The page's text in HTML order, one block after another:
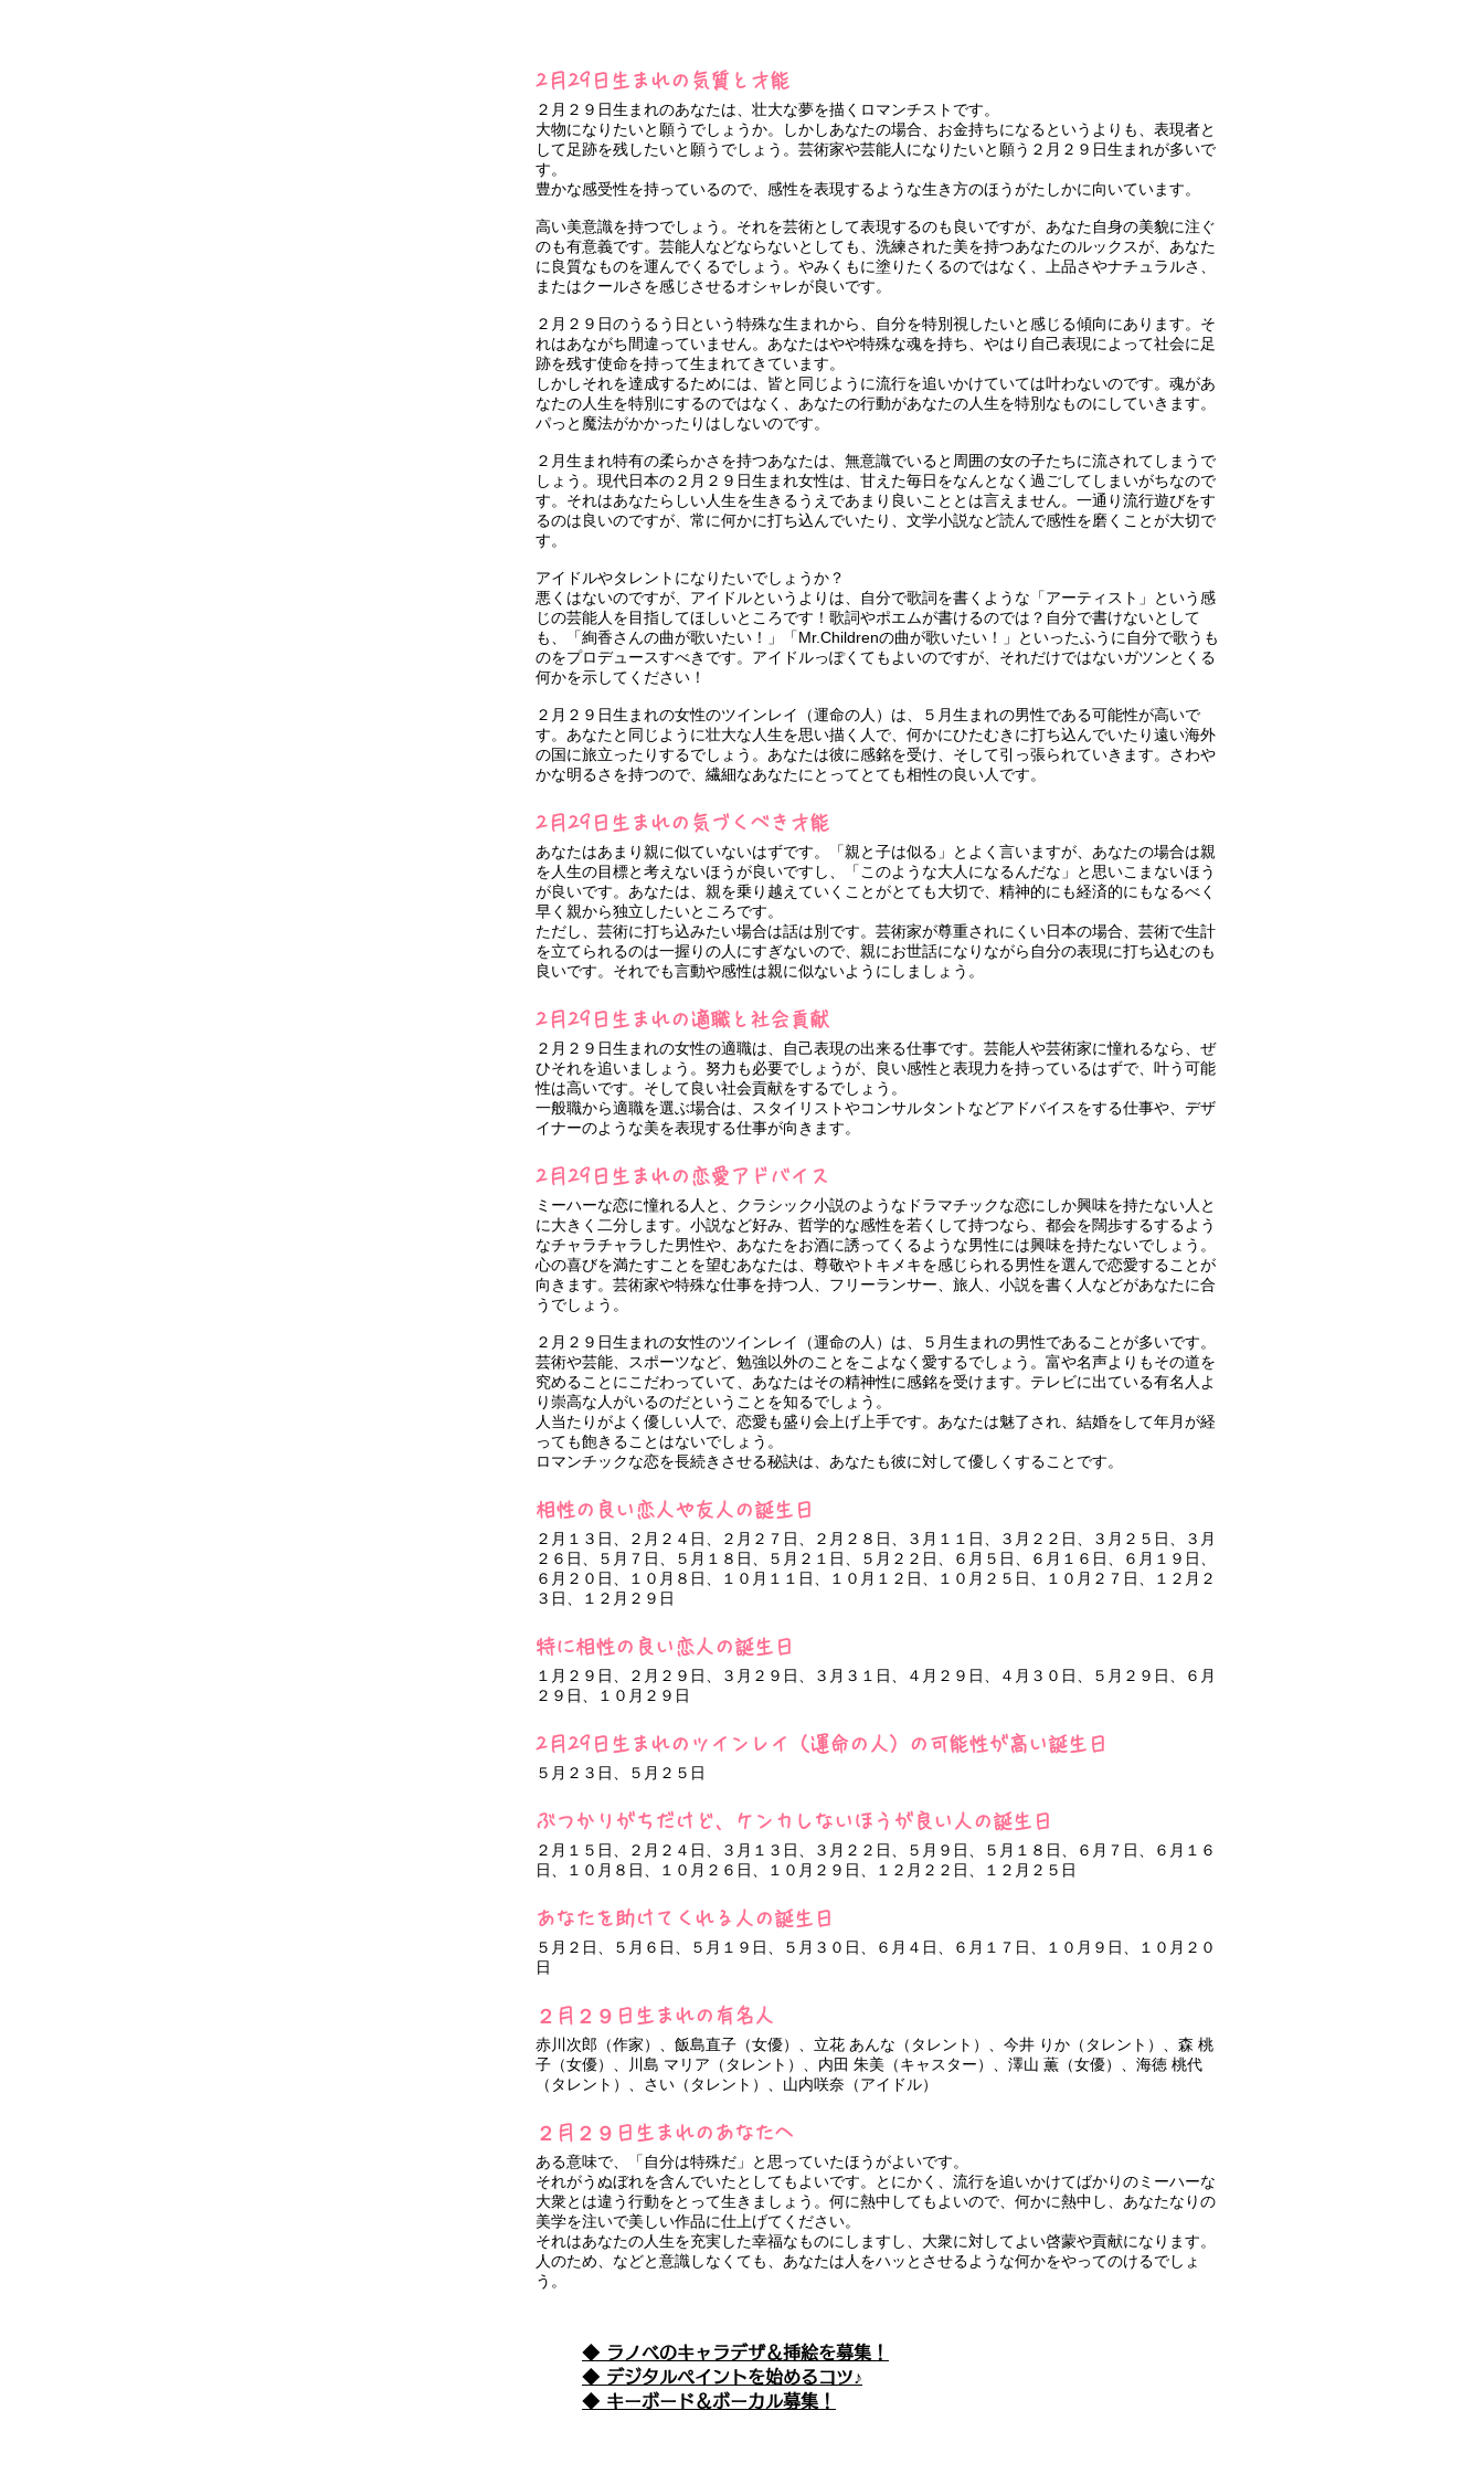
2月29日生まれの気質と才能
２月２９日生まれのあなたは、壮大な夢を描くロマンチストです。
大物になりたいと願うでしょうか。しかしあなたの場合、お金持ちになるというよりも、表現者と
して足跡を残したいと願うでしょう。芸術家や芸能人になりたいと願う２月２９日生まれが多いで
す。
豊かな感受性を持っているので、感性を表現するような生き方のほうがたしかに向いています。
高い美意識を持つでしょう。それを芸術として表現するのも良いですが、あなた自身の美貌に注ぐ
のも有意義です。芸能人などならないとしても、洗練された美を持つあなたのルックスが、あなた
に良質なものを運んでくるでしょう。やみくもに塗りたくるのではなく、上品さやナチュラルさ、
またはクールさを感じさせるオシャレが良いです。
２月２９日のうるう日という特殊な生まれから、自分を特別視したいと感じる傾向にあります。そ
れはあながち間違っていません。あなたはやや特殊な魂を持ち、やはり自己表現によって社会に足
跡を残す使命を持って生まれてきています。
しかしそれを達成するためには、皆と同じように流行を追いかけていては叶わないのです。魂があ
なたの人生を特別にするのではなく、あなたの行動があなたの人生を特別なものにしていきます。
パっと魔法がかかったりはしないのです。
２月生まれ特有の柔らかさを持つあなたは、無意識でいると周囲の女の子たちに流されてしまうで
しょう。現代日本の２月２９日生まれ女性は、甘えた毎日をなんとなく過ごしてしまいがちなので
す。それはあなたらしい人生を生きるうえであまり良いこととは言えません。一通り流行遊びをす
るのは良いのですが、常に何かに打ち込んでいたり、文学小説など読んで感性を磨くことが大切で
す。
アイドルやタレントになりたいでしょうか？
悪くはないのですが、アイドルというよりは、自分で歌詞を書くような「アーティスト」という感
じの芸能人を目指してほしいところです！歌詞やポエムが書けるのでは？自分で書けないとして
も、「絢香さんの曲が歌いたい！」「Mr.Childrenの曲が歌いたい！」といったふうに自分で歌うも
のをプロデュースすべきです。アイドルっぽくてもよいのですが、それだけではないガツンとくる
何かを示してください！
２月２９日生まれの女性のツインレイ（運命の人）は、５月生まれの男性である可能性が高いで
す。あなたと同じように壮大な人生を思い描く人で、何かにひたむきに打ち込んでいたり遠い海外
の国に旅立ったりするでしょう。あなたは彼に感銘を受け、そして引っ張られていきます。さわや
かな明るさを持つので、繊細なあなたにとってとても相性の良い人です。
2月29日生まれの気づくべき才能
あなたはあまり親に似ていないはずです。「親と子は似る」とよく言いますが、あなたの場合は親
を人生の目標と考えないほうが良いですし、「このような大人になるんだな」と思いこまないほう
が良いです。あなたは、親を乗り越えていくことがとても大切で、精神的にも経済的にもなるべく
早く親から独立したいところです。
ただし、芸術に打ち込みたい場合は話は別です。芸術家が尊重されにくい日本の場合、芸術で生計
を立てられるのは一握りの人にすぎないので、親にお世話になりながら自分の表現に打ち込むのも
良いです。それでも言動や感性は親に似ないようにしましょう。
2月29日生まれの適職と社会貢献
２月２９日生まれの女性の適職は、自己表現の出来る仕事です。芸能人や芸術家に憧れるなら、ぜ
ひそれを追いましょう。努力も必要でしょうが、良い感性と表現力を持っているはずで、叶う可能
性は高いです。そして良い社会貢献をするでしょう。
一般職から適職を選ぶ場合は、スタイリストやコンサルタントなどアドバイスをする仕事や、デザ
イナーのような美を表現する仕事が向きます。
2月29日生まれの恋愛アドバイス
ミーハーな恋に憧れる人と、クラシック小説のようなドラマチックな恋にしか興味を持たない人と
に大きく二分します。小説など好み、哲学的な感性を若くして持つなら、都会を闊歩するするよう
なチャラチャラした男性や、あなたをお酒に誘ってくるような男性には興味を持たないでしょう。
心の喜びを満たすことを望むあなたは、尊敬やトキメキを感じられる男性を選んで恋愛することが
向きます。芸術家や特殊な仕事を持つ人、フリーランサー、旅人、小説を書く人などがあなたに合
うでしょう。
２月２９日生まれの女性のツインレイ（運命の人）は、５月生まれの男性であることが多いです。
芸術や芸能、スポーツなど、勉強以外のことをこよなく愛するでしょう。富や名声よりもその道を
究めることにこだわっていて、あなたはその精神性に感銘を受けます。テレビに出ている有名人よ
り崇高な人がいるのだということを知るでしょう。
人当たりがよく優しい人で、恋愛も盛り会上げ上手です。あなたは魅了され、結婚をして年月が経
っても飽きることはないでしょう。
ロマンチックな恋を長続きさせる秘訣は、あなたも彼に対して優しくすることです。
相性の良い恋人や友人の誕生日
２月１３日、２月２４日、２月２７日、２月２８日、３月１１日、３月２２日、３月２５日、３月
２６日、５月７日、５月１８日、５月２１日、５月２２日、６月５日、６月１６日、６月１９日、
６月２０日、１０月８日、１０月１１日、１０月１２日、１０月２５日、１０月２７日、１２月２
３日、１２月２９日
特に相性の良い恋人の誕生日
１月２９日、２月２９日、３月２９日、３月３１日、４月２９日、４月３０日、５月２９日、６月
２９日、１０月２９日
2月29日生まれのツインレイ（運命の人）の可能性が高い誕生日
５月２３日、５月２５日
ぶつかりがちだけど、ケンカしないほうが良い人の誕生日
２月１５日、２月２４日、３月１３日、３月２２日、５月９日、５月１８日、６月７日、６月１６
日、１０月８日、１０月２６日、１０月２９日、１２月２２日、１２月２５日
あなたを助けてくれる人の誕生日
５月２日、５月６日、５月１９日、５月３０日、６月４日、６月１７日、１０月９日、１０月２０
日
２月２９日生まれの有名人
赤川次郎（作家）、飯島直子（女優）、立花 あんな（タレント）、今井 りか（タレント）、森 桃
子（女優）、川島 マリア（タレント）、内田 朱美（キャスター）、澤山 薫（女優）、海徳 桃代
（タレント）、さい（タレント）、山内咲奈（アイドル）
２月２９日生まれのあなたへ
ある意味で、「自分は特殊だ」と思っていたほうがよいです。
それがうぬぼれを含んでいたとしてもよいです。とにかく、流行を追いかけてばかりのミーハーな
大衆とは違う行動をとって生きましょう。何に熱中してもよいので、何かに熱中し、あなたなりの
美学を注いで美しい作品に仕上げてください。
それはあなたの人生を充実した幸福なものにしますし、大衆に対してよい啓蒙や貢献になります。
人のため、などと意識しなくても、あなたは人をハッとさせるような何かをやってのけるでしょ
う。
◆ ラノベのキャラデザ＆挿絵を募集！
​◆ デジタルペイントを始めるコツ♪
◆ キーボード＆ボーカル募集！